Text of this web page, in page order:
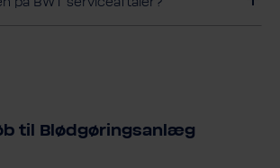
til Blødgøringsanlæg